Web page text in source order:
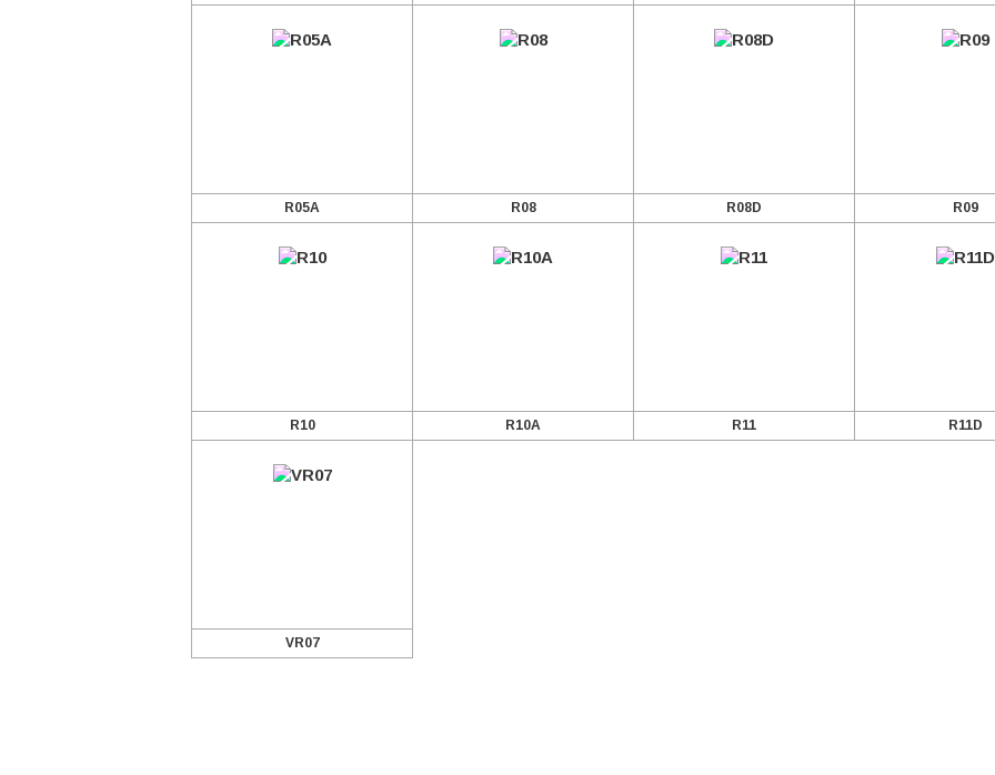
R05A R08 R08D R09
R10 R10A R11 R11D
VR07